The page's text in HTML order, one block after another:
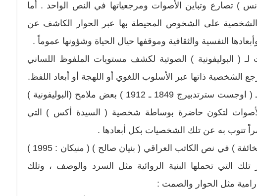
) تصارع وتباين الأصوات ومرجعياتها في النص الواحد . أما
الشخصية على الشخوص المحيطة بها عبر الحوار الكاشف عن
النفسية والثقافية وموقفها حيال الحياة وشؤونها عموماً .
( البوليفونية ) الصوتية لكشف مستويات الملفوظ اللساني
الشخصية ذاتها عبر الأسلوب اللغوي أو اللهجة أو أبعاد اللفظ.
ففي نص ( الأقوى ) لـ ( اوجست سترتدبيرج 1849 ـ 1912 ) بعض ملامح (البوليفونية )
الأصوات لتكون حاضرة بوساطة شخصية ( السيدة أكس ) التي
تنوب به عن تلك الشخصيات بكل أبعادها .
ونجد في شخصية ( الخائفة ) في نص الكاتب العراقي ( بنيان صالح ) ( منيكان : 1995 )
التي تحملها البنية الروائية مثل السرد والوصف ، وتلك
مثل الحوار والصمت :